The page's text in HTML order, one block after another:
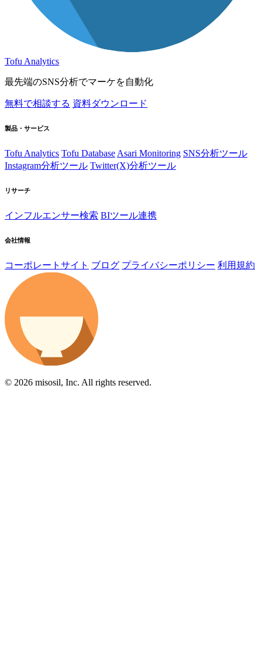
Tofu Analytics
最先端のSNS分析でマーケを自動化
無料で相談する 資料ダウンロード
製品・サービス
Tofu Analytics Tofu DatabaseAsari Monitoring SNS分析ツール
Instagram分析ツール Twitter(X)分析ツール
リサーチ
インフルエンサー検索 BIツール連携
会社情報
コーポレートサイト ブログ プライバシーポリシー 利用規約
© 2026 misosil, Inc. All rights reserved.